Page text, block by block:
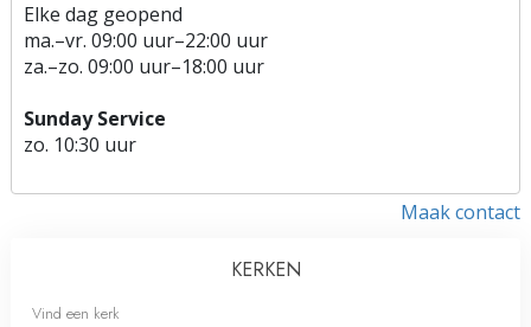
Elke dag geopend
ma.–vr. 09:00 uur–22:00 uur
za.–zo. 09:00 uur–18:00 uur
Sunday Service
zo. 10:30 uur
Maak contact
KERKEN
Vind een kerk